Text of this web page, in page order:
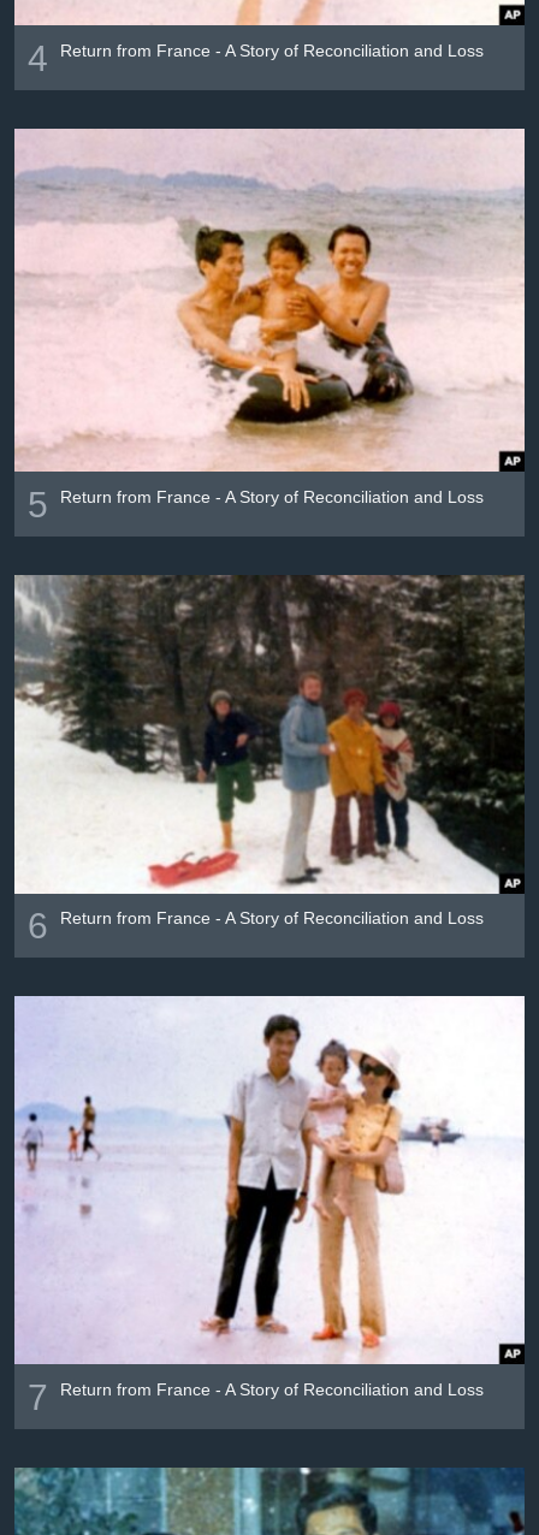
4 Return from France - A Story of Reconciliation and Loss
5 Return from France - A Story of Reconciliation and Loss
6 Return from France - A Story of Reconciliation and Loss
7 Return from France - A Story of Reconciliation and Loss